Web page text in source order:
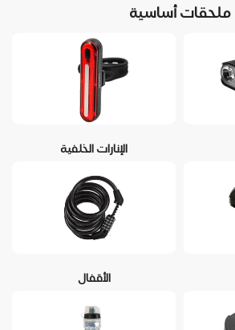
ملحقات أساسية
الإنارات الخلفية
الأقفال